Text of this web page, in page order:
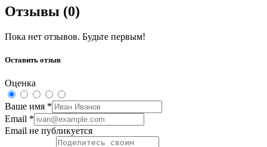
Отзывы (0)
Пока нет отзывов. Будьте первым!
Оставить отзыв
Оценка
Ваше имя *
Email *
Email не публикуется